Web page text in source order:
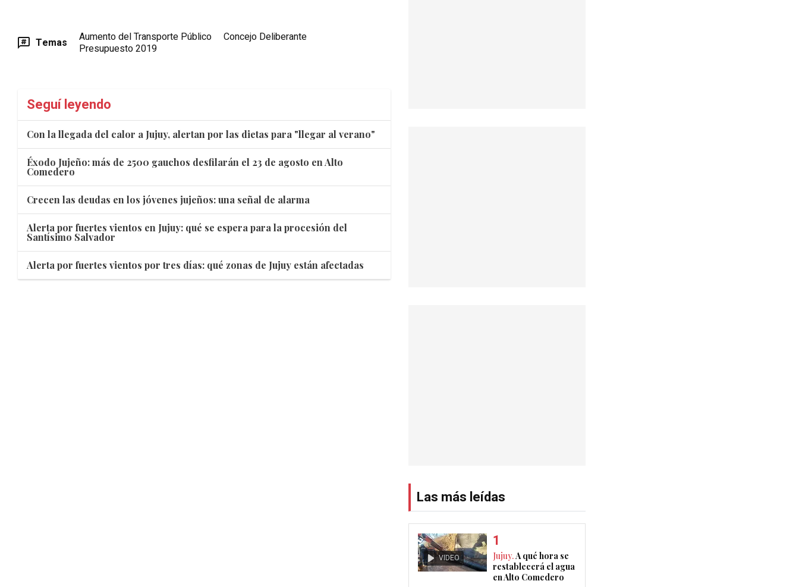
Temas Aumento del Transporte Público
Concejo Deliberante
Presupuesto 2019
Seguí leyendo
Con la llegada del calor a Jujuy, alertan por las dietas para "llegar al verano"
Éxodo Jujeño: más de 2500 gauchos desfilarán el 23 de agosto en Alto
Comedero
Crecen las deudas en los jóvenes jujeños: una señal de alarma
Alerta por fuertes vientos en Jujuy: qué se espera para la procesión del
Santísimo Salvador
Alerta por fuertes vientos por tres días: qué zonas de Jujuy están afectadas
Las más leídas
VIDEO Jujuy.A qué hora se
restablecerá el agua
en Alto Comedero